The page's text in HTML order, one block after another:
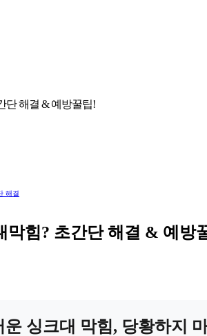
단 해결 & 예방꿀팁!
해결
막힘? 초간단 해결 & 예방
싱크대 막힘, 당황하지